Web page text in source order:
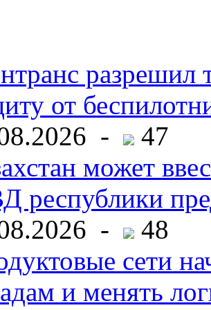
разрешил
от
-
47
может
республики
-
48
сети
и менять